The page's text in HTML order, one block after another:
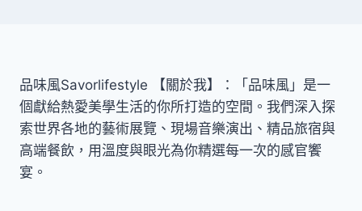
品味風Savorlifestyle 【關於我】：「品味風」是一
個獻給熱愛美學生活的你所打造的空間。我們深入探
索世界各地的藝術展覽、現場音樂演出、精品旅宿與
高端餐飲，用溫度與眼光為你精選每一次的感官饗
宴。